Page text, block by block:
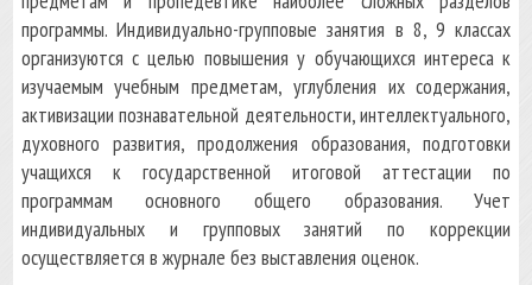
программы. Индивидуально-групповые занятия в 8, 9 классах
организуются с целью повышения у обучающихся интереса к
изучаемым учебным предметам, углубления их содержания,
активизации познавательной деятельности, интеллектуального,
духовного развития, продолжения образования, подготовки
учащихся к государственной итоговой аттестации по
программам основного общего образования. Учет
индивидуальных и групповых занятий по коррекции
осуществляется в журнале без выставления оценок.